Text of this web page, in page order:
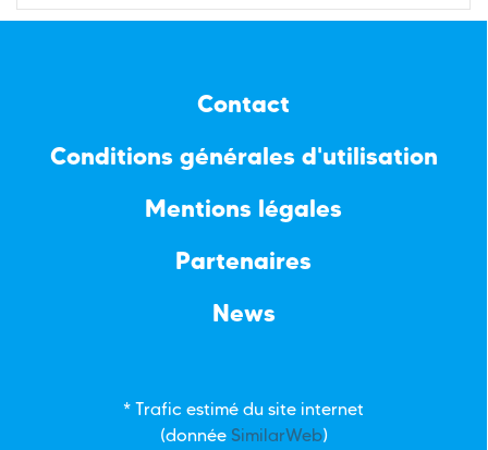
Contact
Conditions générales d'utilisation
Mentions légales
Partenaires
News
* Trafic estimé du site internet
(donnée SimilarWeb)